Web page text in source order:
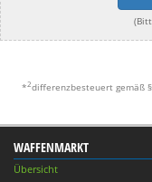
*2differenzbesteuert gemäß
WAFFENMARKT
Übersicht